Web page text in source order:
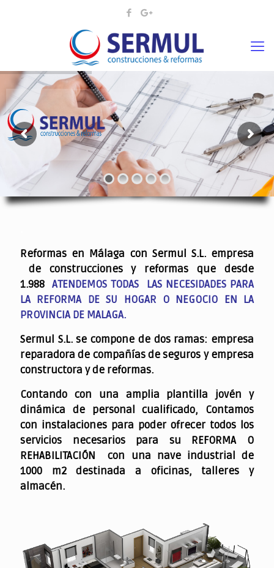
¡¡DAMOS VIDA A SUS
Reformas en Málaga con Sermul S.L. empresa
de construcciones y reformas que desde
1.988ATENDEMOS TODAS LAS NECESIDADES PARA
LA REFORMA DE SU HOGAR O NEGOCIO EN LA
PROVINCIA DE MALAGA.
Sermul S.L. se compone de dos ramas: empresa
reparadora de compañías de seguros y empresa
constructora y de reformas.
Contando con una amplia plantilla jovén y
dinámica de personal cualificado, Contamos
con instalaciones para poder ofrecer todos los
servicios necesarios para su REFORMA O
REHABILITACIÓN con una nave industrial de
1000 m2 destinada a oficinas, talleres y
almacén.